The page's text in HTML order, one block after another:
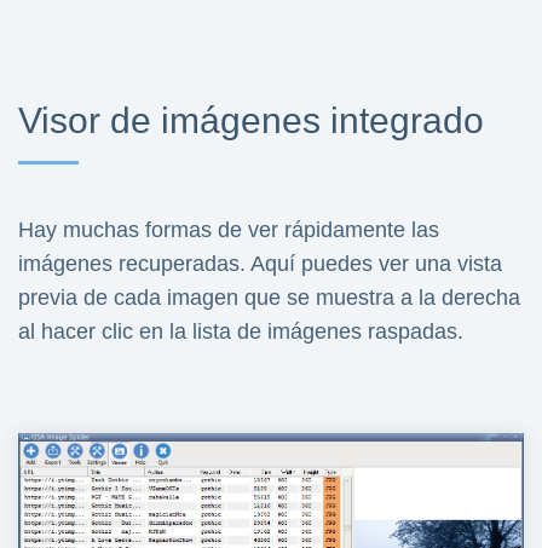
Visor de imágenes integrado
Hay muchas formas de ver rápidamente las
imágenes recuperadas. Aquí puedes ver una vista
previa de cada imagen que se muestra a la derecha
al hacer clic en la lista de imágenes raspadas.